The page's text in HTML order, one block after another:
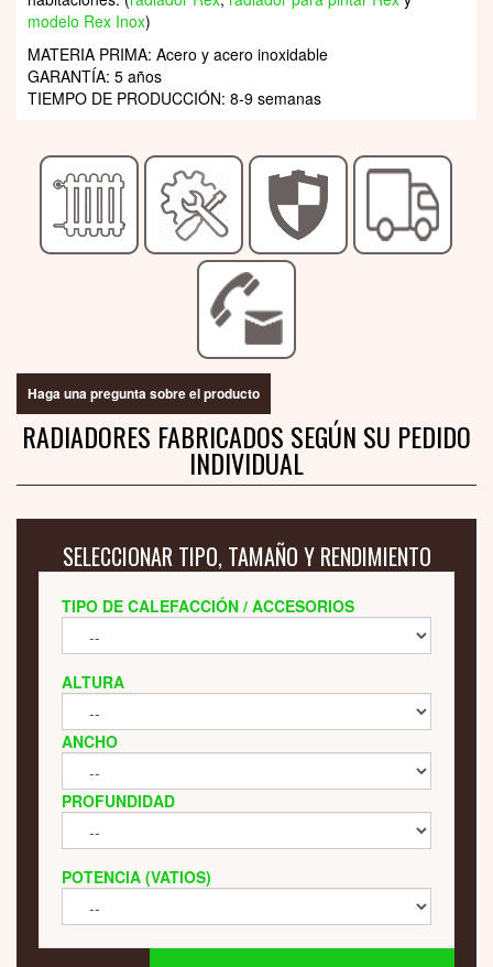
modelo Rex Inox)
MATERIA PRIMA: Acero y acero inoxidable
GARANTÍA: 5 años
TIEMPO DE PRODUCCIÓN: 8-9 semanas
Haga una pregunta sobre el producto
RADIADORES FABRICADOS SEGÚN SU PEDIDO
INDIVIDUAL
SELECCIONAR TIPO, TAMAÑO Y RENDIMIENTO
TIPO DE CALEFACCIÓN / ACCESORIOS
ALTURA
ANCHO
PROFUNDIDAD
POTENCIA (VATIOS)